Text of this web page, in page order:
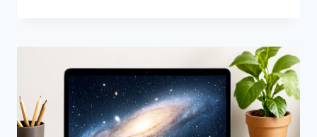
VOLLKOMMENEN
GESTALT